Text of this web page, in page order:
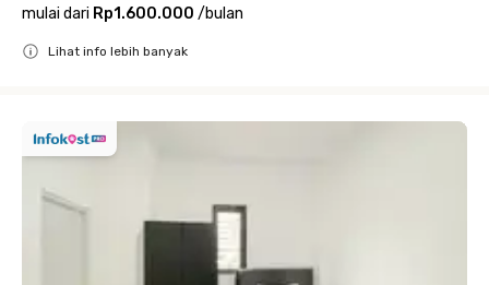
mulai dari Rp1.600.000 /bulan
Lihat info lebih banyak